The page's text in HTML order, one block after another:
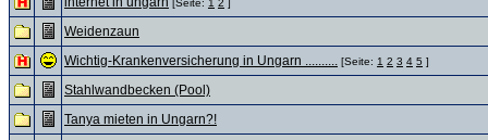
[Seite: 1 2 ]
Weidenzaun
Wichtig-Krankenversicherung in Ungarn .......... [Seite: 1 2 3 4 5 ]
Stahlwandbecken (Pool)
Tanya mieten in Ungarn?!